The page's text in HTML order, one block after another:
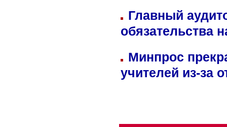
Главный
обязательства
Минпрос
учителей из-за